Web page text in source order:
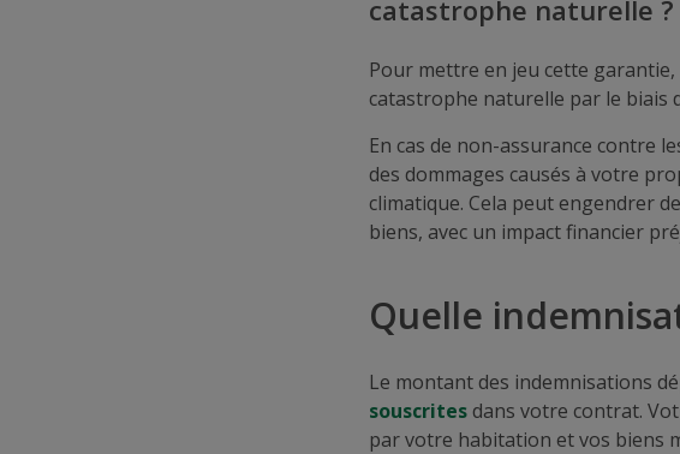
catastrophe naturelle ?
Pour mettre en jeu cette
catastrophe naturelle par le biais
En cas de non-assurance contre
des dommages causés à votre
climatique. Cela peut engendrer
biens, avec un impact financier
Quelle
Le montant des indemnisations
souscrites dans votre contrat.
par votre habitation et vos biens